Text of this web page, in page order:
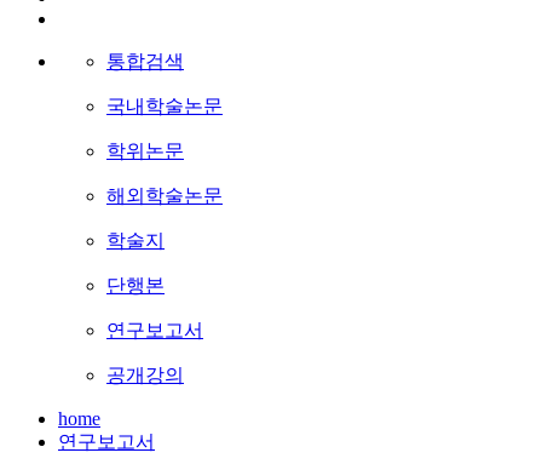
통합검색
국내학술논문
학위논문
해외학술논문
학술지
단행본
연구보고서
공개강의
home
연구보고서